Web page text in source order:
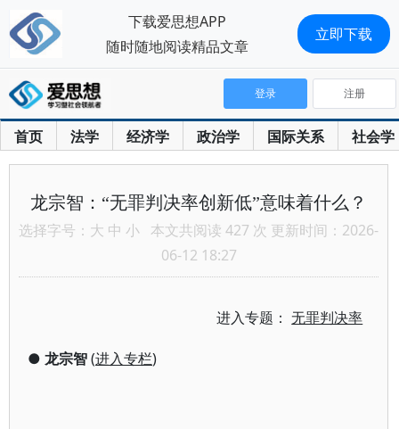
首页 法学 经济学 政治学 国际关系 社会学
登录 注册
龙宗智：“无罪判决率创新低”意味着什么？
选择字号： 大 中 小 本文共阅读 427 次 更新时间：2026-
06-12 18:27
进入专题：无罪判决率
● 龙宗智(进入专栏)
下载爱思想APP
随时随地阅读精品文章
立即下载